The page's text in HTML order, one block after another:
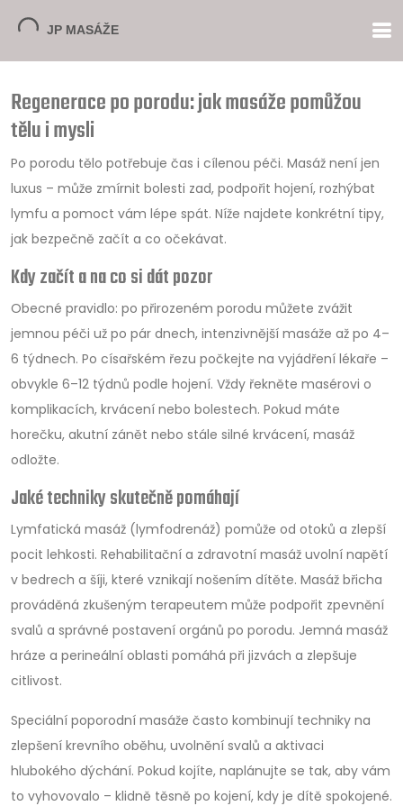
Regenerace po porodu: jak masáže pomůžou
tělu i mysli
Po porodu tělo potřebuje čas i cílenou péči. Masáž není jen
luxus – může zmírnit bolesti zad, podpořit hojení, rozhýbat
lymfu a pomoct vám lépe spát. Níže najdete konkrétní tipy,
jak bezpečně začít a co očekávat.
Kdy začít a na co si dát pozor
Obecné pravidlo: po přirozeném porodu můžete zvážit
jemnou péči už po pár dnech, intenzivnější masáže až po 4–
6 týdnech. Po císařském řezu počkejte na vyjádření lékaře –
obvykle 6–12 týdnů podle hojení. Vždy řekněte masérovi o
komplikacích, krvácení nebo bolestech. Pokud máte
horečku, akutní zánět nebo stále silné krvácení, masáž
odložte.
Jaké techniky skutečně pomáhají
Lymfatická masáž (lymfodrenáž) pomůže od otoků a zlepší
pocit lehkosti. Rehabilitační a zdravotní masáž uvolní napětí
v bedrech a šíji, které vznikají nošením dítěte. Masáž břicha
prováděná zkušeným terapeutem může podpořit zpevnění
svalů a správné postavení orgánů po porodu. Jemná masáž
hráze a perineální oblasti pomáhá při jizvách a zlepšuje
citlivost.
Speciální poporodní masáže často kombinují techniky na
zlepšení krevního oběhu, uvolnění svalů a aktivaci
hlubokého dýchání. Pokud kojíte, naplánujte se tak, aby vám
to vyhovovalo – klidně těsně po kojení, kdy je dítě spokojené.